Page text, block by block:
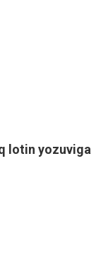
lotin yozuviga